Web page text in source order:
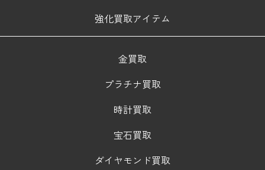
強化買取アイテム
金買取
プラチナ買取
時計買取
宝石買取
ダイヤモンド買取